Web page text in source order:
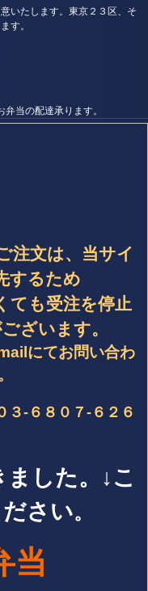
いたします。東京２３区、そ
す。
当の配達承ります。
注文は、当サイ
するため
ても受注を停止
ざいます。
にてお問い合わ
３-６８０７-６２６
した。↓こ
さい。
当